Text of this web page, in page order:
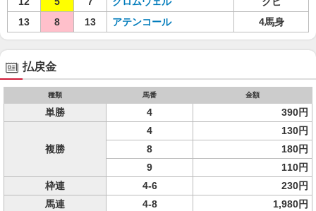
13
8 13 アテンコール 4馬身
払戻金
種類 馬番 金額
単勝 4 390円
複勝
4
130円
8
180円
9
110円
枠連
4-6
230円
馬連
4-8 1,980円